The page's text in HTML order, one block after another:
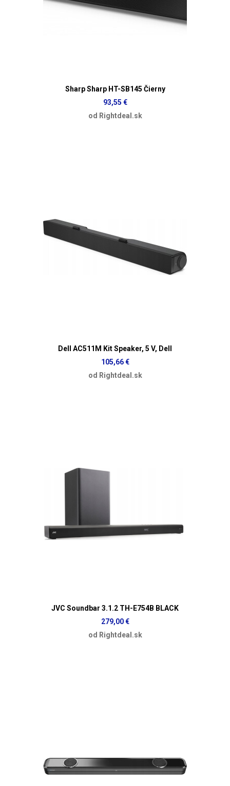
Sharp Sharp HT-SB145 Čierny
93,55 €
od Rightdeal.sk
Dell AC511M Kit Speaker, 5 V, Dell
105,66 €
od Rightdeal.sk
JVC Soundbar 3.1.2 TH-E754B BLACK
279,00 €
od Rightdeal.sk